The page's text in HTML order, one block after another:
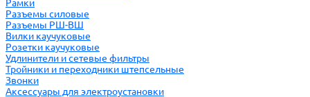
Рамки
Разъемы силовые
Разъемы РШ-ВШ
Вилки каучуковые
Розетки каучуковые
Удлинители и сетевые фильтры
Тройники и переходники штепсельные
Звонки
Аксессуары для электроустановки